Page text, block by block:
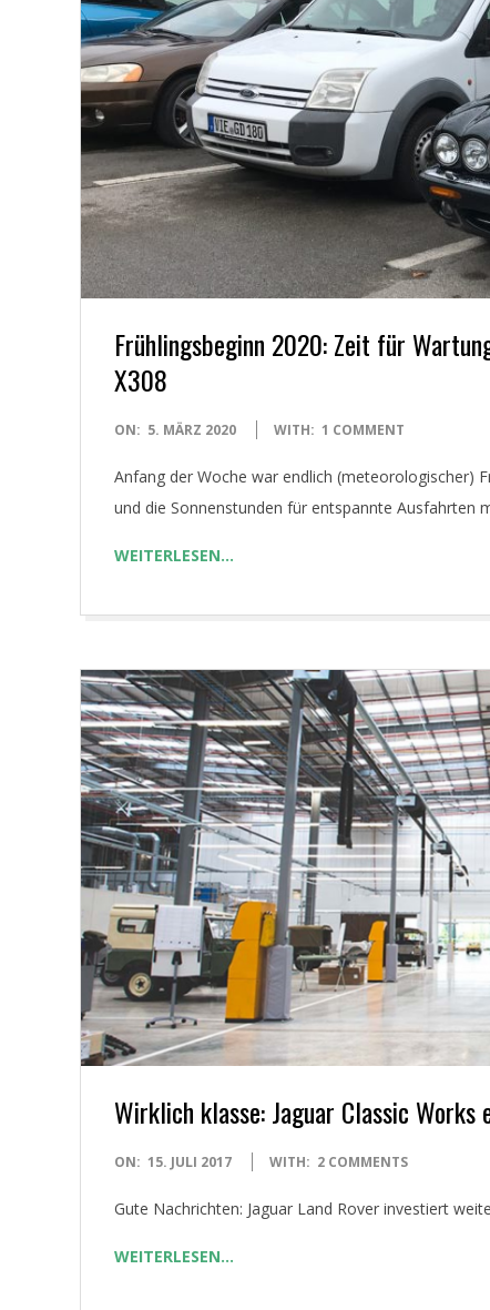
E
T
Frühlingsbeginn 2020: Zeit für
X308
2020-
05
ON: 5. MÄRZ 2020 WITH: 1 COMMENT
Anfang der Woche war endlich (meteorologischer)
und die Sonnenstunden für entspannte Ausfahrten
WEITERLESEN…
Wirklich klasse: Jaguar Classic Works
2017-
15
ON: 15. JULI 2017 WITH: 2 COMMENTS
Gute Nachrichten: Jaguar Land Rover investiert
WEITERLESEN…